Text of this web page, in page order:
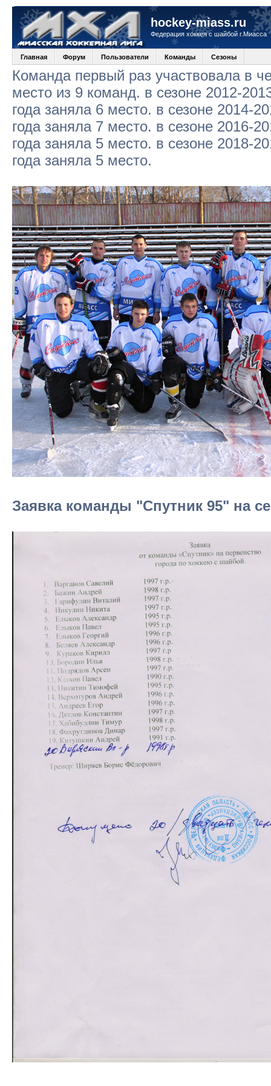
hockey-miass.ru
Федерация хоккея с шайбой г.Миасса
Главная Форум Пользователи Команды Сезоны
Команда первый раз участвовала в
место из 9 команд. в сезоне 2012-
года заняла 6 место. в сезоне 2014-
года заняла 7 место. в сезоне 2016-
года заняла 5 место. в сезоне 2018-
года заняла 5 место.
Заявка команды "Спутник 95" на